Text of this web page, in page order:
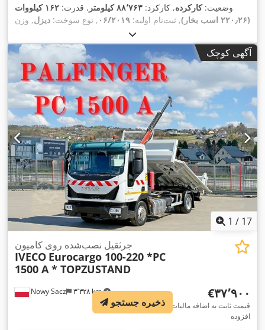
وضعیت:کارکرده, کارکرد: ۸۸٬۷۶۳ کیلومتر , قدرت:
۱۶۲ کیلووات
(۲۲۰٫۲۶ اسب بخار)
, ثبت‌نام اولیه: ۰۶/۲۰۱۹ , نوع سوخت: دیزل, وزن
, حداکثر وزن بار:
۱۱٬۹۹۰ کیلوگرم
, پیکربندی محور: 4x2 , فاصله بین دو محور:۳٬۸۰۰
میلی‌متر, بازرسی بعدی (TÜV): ۱۱/۲۰۲۶ , سوخت:دیزل, رنگ:سبز,
کابین راننده:
کابین روزانه, نوع چرخ‌دنده:مکانیکی, کلاس انتشار:هیچ
سیستم تعلیق:دیگر , تعداد صندلی‌ها:۳, طول کل:۶٬۲۰۰ میلی‌متر
,
ارتفاع سازه:
۲٬۸۵۰ میلی‌متر , تجهیزات:اتصال یدک‌کش, اِی‌بی‌اِس‎,
تهویه مطبوع, رایانه‌ی روی برد, سیستم ایموبیلایزر, فیلتر دوده, قفل
دیفرانسیل, کروز کنترل,
آگهی کوچک
1 / 17
Nowy Sacz ۳٬۳۲۸ km
جرثقیل نصب‌شده روی کامیون
IVECO Eurocargo 100-220 *PC
1500 A * TOPZUSTAND
‎€۳۷٬۹۰۰
قیمت ثابت به اضافه مالیات بر ارزش
افزوده
ذخیره جستجو